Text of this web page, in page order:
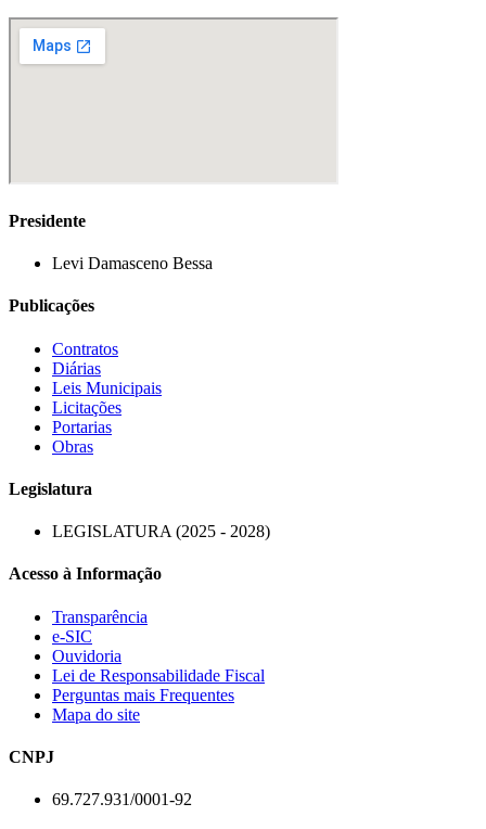
Presidente
Levi Damasceno Bessa
Publicações
Contratos
Diárias
Leis Municipais
Licitações
Portarias
Obras
Legislatura
LEGISLATURA (2025 - 2028)
Acesso à Informação
Transparência
e-SIC
Ouvidoria
Lei de Responsabilidade Fiscal
Perguntas mais Frequentes
Mapa do site
CNPJ
69.727.931/0001-92